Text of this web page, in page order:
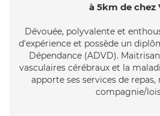
à 5km de chez
Dévouée, polyvalente et
d'expérience et possède un
Dépendance (ADVD).
vasculaires cérébraux et la
apporte ses services de
compagnie/